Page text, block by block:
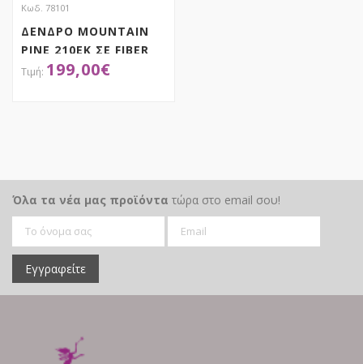
Κωδ. 78101
ΔΕΝΔΡΟ MOUNTAIN
PINE 210EK ΣΕ FIBER
GLASS RESIN ΒΑΣΗ
199,00€
Όλα τα νέα μας προϊόντα τώρα στο email σου!
Εγγραφείτε